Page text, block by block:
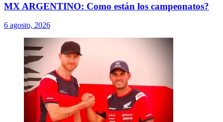
MX ARGENTINO: Como están los campeonatos?
6 agosto, 2026